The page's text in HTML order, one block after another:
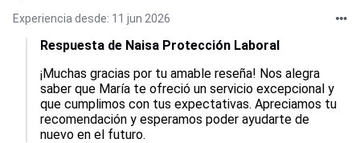
Experiencia desde: 11 jun 2026
Respuesta de Naisa Protección Laboral
¡Muchas gracias por tu amable reseña! Nos alegra
saber que María te ofreció un servicio excepcional y
que cumplimos con tus expectativas. Apreciamos tu
recomendación y esperamos poder ayudarte de
nuevo en el futuro.